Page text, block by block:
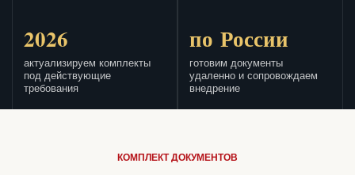
2026
актуализируем комплекты
под действующие
требования
по России
готовим документы
удаленно и сопровождаем
внедрение
КОМПЛЕКТ ДОКУМЕНТОВ